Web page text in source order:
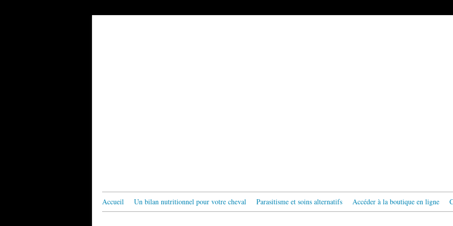
Accueil Un bilan nutritionnel pour votre cheval Parasitisme et soins alternatifs Accéder à la boutique en ligne